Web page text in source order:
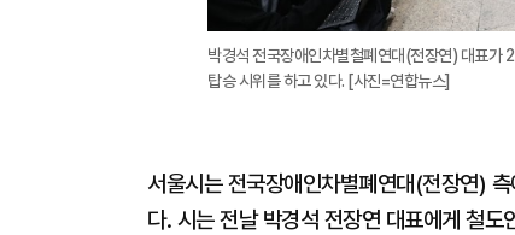
박경석 전국장애인차별철폐연대(전장연) 대표가
탑승 시위를 하고 있다. [사진=연합뉴스]
서울시는 전국장애인차별폐연대(전장연)
다. 시는 전날 박경석 전장연 대표에게 철